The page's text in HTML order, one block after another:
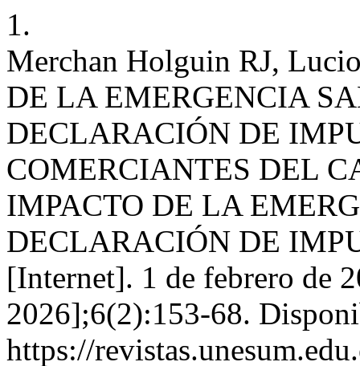
1.
Merchan Holguin RJ,
DE LA EMERGENCIA
DECLARACIÓN DE
COMERCIANTES DEL
IMPACTO DE LA
DECLARACIÓN DE
[Internet]. 1 de febrero de
2026];6(2):153-68.
https://